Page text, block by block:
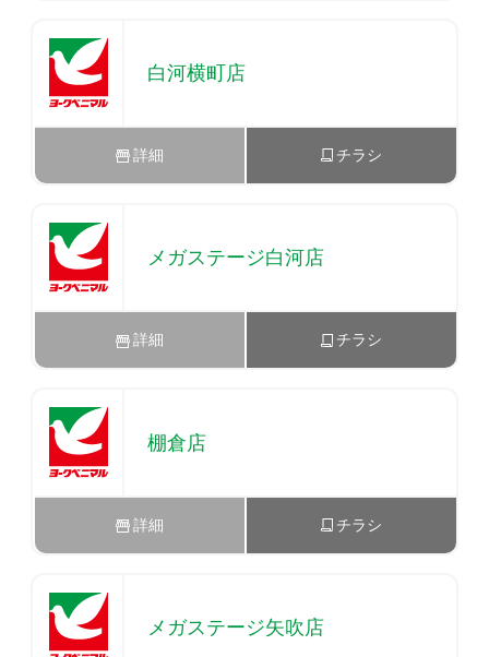
白河横町店
詳細 チラシ
メガステージ白河店
詳細 チラシ
棚倉店
詳細 チラシ
メガステージ矢吹店